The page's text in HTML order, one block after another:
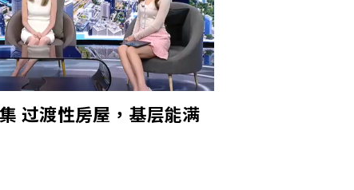
人士提供最高达五万港元的贷
及专业发展进修课程。此举不但
职场中保持竞争力，鼓励年青人
眉之急，长远而言更推动本港
系。 过去六十多年来，善导会
务年青人及其家庭，当中包
过渡性房屋，基层能满